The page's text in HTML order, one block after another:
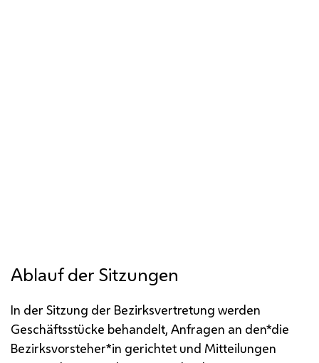
Ablauf der Sitzungen
In der Sitzung der Bezirksvertretung werden
Geschäftsstücke behandelt, Anfragen an den*die
Bezirksvorsteher*in gerichtet und Mitteilungen